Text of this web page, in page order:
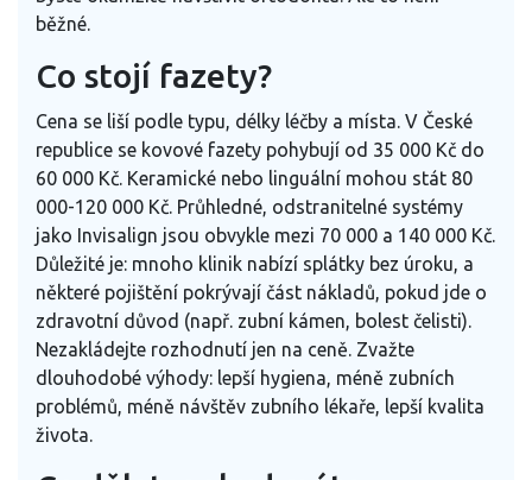
běžné.
Co stojí fazety?
Cena se liší podle typu, délky léčby a místa. V České
republice se kovové fazety pohybují od 35 000 Kč do
60 000 Kč. Keramické nebo linguální mohou stát 80
000-120 000 Kč. Průhledné, odstranitelné systémy
jako Invisalign jsou obvykle mezi 70 000 a 140 000 Kč.
Důležité je: mnoho klinik nabízí splátky bez úroku, a
některé pojištění pokrývají část nákladů, pokud jde o
zdravotní důvod (např. zubní kámen, bolest čelisti).
Nezakládejte rozhodnutí jen na ceně. Zvažte
dlouhodobé výhody: lepší hygiena, méně zubních
problémů, méně návštěv zubního lékaře, lepší kvalita
života.